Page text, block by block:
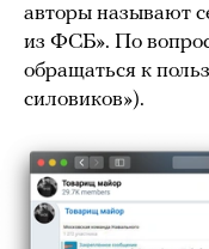
авторы называют
из ФСБ». По
обращаться к
силовиков»).